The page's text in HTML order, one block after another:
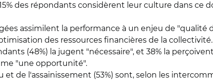
des répondants considèrent leur culture dans ce
assimilent la performance à un enjeu de "qualité
des ressources financières de la
(48%) la jugent "nécessaire", et 38% la
"une opportunité".
et de l'assainissement (53%) sont, selon les